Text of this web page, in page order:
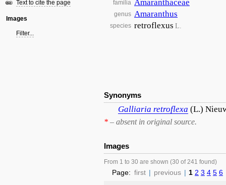
Text to cite the page
Images
Filter...
familia Amaranthaceae
genus Amaranthus
species retroflexus L.
Synonyms
Galliaria retroflexa (L.)
* – absent in original source.
Images
From 1 to 30 are shown (30 of 241 found)
Page: first | previous | 1 2 3 4 5 6